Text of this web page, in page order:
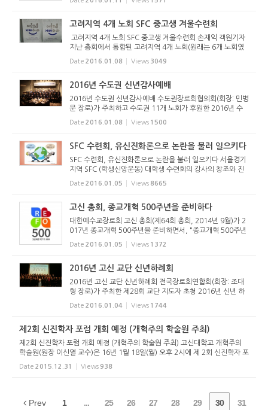
회 총회에서 중요사업을 인준하였습니다. 이에 위 위원회의 주
고려지역 4개 노회 SFC 중고생 겨울수련회
고려지역 4개 노회 SFC 중고생 겨울수련회 손재익 객원기자
지난 총회에서 통합된 고려지역 4개 노회(원래는 6개 노회였
으나 2개 노회가 통합되어 현재는 4개 노회)의 중고등부 SFC
겨울수련회가 2016년 1월 5일(화)부터 8일(금)까지 3박 4일
Date 2016.01.08 Views 3049
2016년 수도권 신년감사예배
2016년 수도권 신년감사예배 수도권장로회협의회(회장: 민병
문 장로)가 주최하고 수도권 11개 노회가 후원한 2016년 수
도권 신년감사예배가 2016년 1월 7일(목) 오전 7시에 그랜드
엠버서더호텔(장충동)에서 드려졌다. 총회장 신상현 목사는
Date 2016.01.08 Views 1500
SFC 수련회, 유신진화론으로 논란을 불러 일으키다
SFC 수련회, 유신진화론으로 논란을 불러 일으키다 서울경기
지역 SFC (학생신앙운동) 대학생 수련회의 강사의 창조와 진
화에 대한 발언이 문제가 되어 SNS를 달구었다. 지난 2015년
12월 28일부터 31일까지 고려신학대학원에서 열린 이 수련
Date 2016.01.05 Views 8665
고신 총회, 종교개혁 500주년을 준비하다
대한예수교장로회 고신 총회(제64회 총회, 2014년 9월)가 2
017년 종교개혁 500주년을 준비하면서, "종교개혁 500주년
준비위원회"(위원장: 박영호 목사)를 구성하고 2015년 제65
회 총회에서 중요사업을 인준하였습니다. 이에 위 위원회의 주
Date 2016.01.05 Views 1372
2016년 고신 교단 신년하례회
2016년 고신 교단 신년하례회 전국장로회연합회(회장: 조대
형 장로)가 주최한 제28회 교단 지도자 초청 2016년 신년 하
례회가 1월 4일(월) 오전 11시 호텔인터불고(대구시 산격동)
에서 열렸다. 고신 교단 산하 모든 기관 관계자들 및 전국 36
Date 2016.01.04 Views 1744
제2회 신진학자 포럼 개회 예정 (개혁주의 학술원 주최)
제2회 신진학자 포럼 개회 예정 (개혁주의 학술원 주최) 고신대학교 개혁주의
학술원(원장 이신열 교수)은 16년 1월 18일(월) 오후 2시에 제 2회 신진학자 포
럼을 서울 중앙교회(김진영 목사)에서 개최할 예정이다. 발제자는 한병수 박사
(아세아연합신학대학)...
Date 2015.12.31 Views 938
Prev 1 ... 25 26 27 28 29 30 31